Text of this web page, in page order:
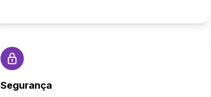
Segurança